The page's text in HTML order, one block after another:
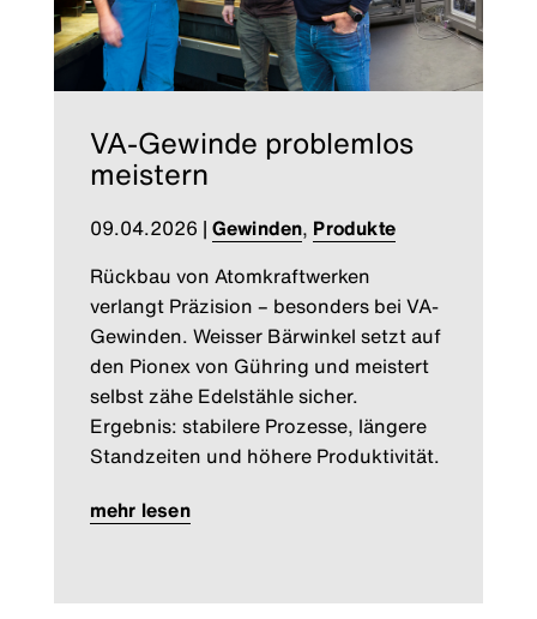
VA-Gewinde problemlos
meistern
09.04.2026 | Gewinden, Produkte
Rückbau von Atomkraftwerken
verlangt Präzision – besonders bei VA-
Gewinden. Weisser Bärwinkel setzt auf
den Pionex von Gühring und meistert
selbst zähe Edelstähle sicher.
Ergebnis: stabilere Prozesse, längere
Standzeiten und höhere Produktivität.
mehr lesen